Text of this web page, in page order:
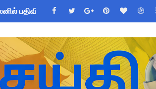
பதிவிறக்கம் செய்வது எப்படி?
வரை கல்விக்கடன்! எப்படி விண்ணப்பிப்பது?
OPS கோரிக்கை - TNGEA கண்டனம்!